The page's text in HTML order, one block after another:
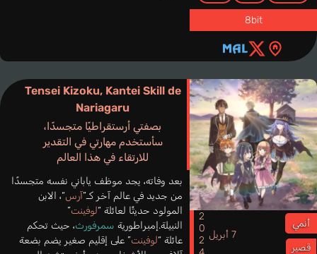
8bit
Tensei Kizoku, Kantei Skill de
Nariagaru
بصفتي أرستقراطيًا متجسدًا،
سأستخدم مهارتي في التقدير
للارتقاء في هذا العالم
أنمي
قصير
7 أبريل 2024
بعد وفاته، يجد موظف ياباني نفسه متجسدًا
من جديد في عالم آخر كـ”آرس“، الابن
المولود حديثًا لعائلة “لوفينت”
النبيلة.إمبراطورية سمرفورث، حيث تحكم
عائلة “لوفينت” على إقليم صغير يضم بضعة